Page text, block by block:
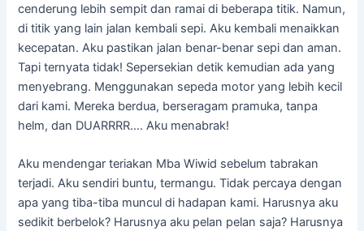
cenderung lebih sempit dan ramai di beberapa titik. Namun,
di titik yang lain jalan kembali sepi. Aku kembali menaikkan
kecepatan. Aku pastikan jalan benar-benar sepi dan aman.
Tapi ternyata tidak! Sepersekian detik kemudian ada yang
menyebrang. Menggunakan sepeda motor yang lebih kecil
dari kami. Mereka berdua, berseragam pramuka, tanpa
helm, dan DUARRRR…. Aku menabrak!
Aku mendengar teriakan Mba Wiwid sebelum tabrakan
terjadi. Aku sendiri buntu, termangu. Tidak percaya dengan
apa yang tiba-tiba muncul di hadapan kami. Harusnya aku
sedikit berbelok? Harusnya aku pelan pelan saja? Harusnya